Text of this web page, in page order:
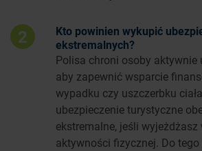
2
Kto powinien wykupić
ekstremalnych?
Polisa chroni osoby aktywnie
aby zapewnić wsparcie
wypadku czy uszczerbku
ubezpieczenie turystyczne
ekstremalne, jeśli
aktywności fizycznej. Do